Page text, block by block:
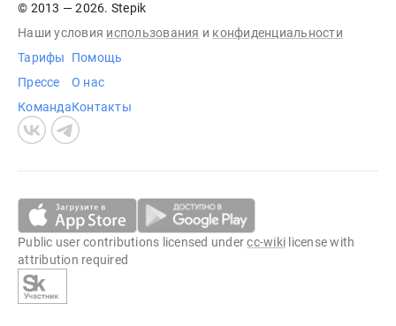
© 2013 — 2026. Stepik
Наши условия использования и конфиденциальности
Тарифы
Прессе
Команда
Помощь
О нас
Контакты
Public user contributions licensed undercc-wiki license with
attribution required